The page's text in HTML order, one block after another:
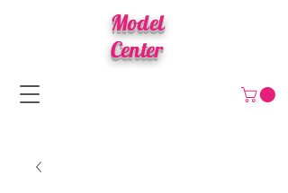
Model
Center